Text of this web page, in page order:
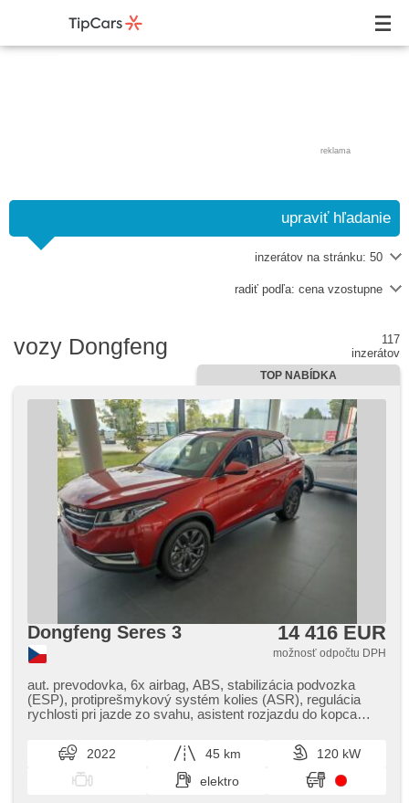
reklama
upraviť hľadanie
inzerátov na stránku: 50
radiť podľa: cena vzostupne
vozy Dongfeng
117
inzerátov
TOP NABÍDKA
Dongfeng Seres 3 14 416 EUR
možnosť odpočtu DPH
aut. prevodovka, 6x airbag, ABS, stabilizácia podvozka
(ESP), protiprešmykový systém kolies (ASR), regulácia
rychlosti pri jazde zo svahu, asistent rozjazdu do kopca
posilňovač riadenia, aut. klimatizácia, tempomat, LED denné
svietenie, hliníkové kolesá, spĺňa 'EURO VI', palubný
počítač, digitálny prístrojový štít, elektronická ručná brzda,
parkovacie senzory predné, parkovacie senzory zadné,
2022 45 km
120 kW
elektro